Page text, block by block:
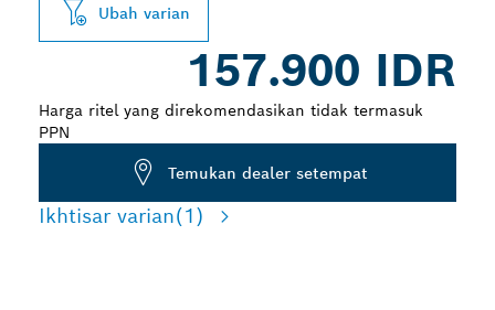
Ubah varian
157.900 IDR
Harga ritel yang direkomendasikan tidak termasuk
PPN
Temukan dealer setempat
Ikhtisar varian(1)